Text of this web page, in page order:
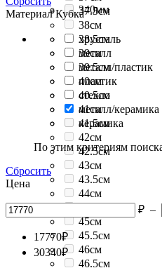
37.5см
38см
38.5см
39см
39.5см
40см
40.5см
41см
41.5см
42см
42.5см
43см
43.5см
44см
44.5см
45см
45.5см
46см
46.5см
340мм
Материал Кубка
хрусталь
металл
металл/пластик
пластик
стекло
металл/керамика
керамика
По этим критериям
Сбросить
Цена
₽ –
17770₽
30340₽